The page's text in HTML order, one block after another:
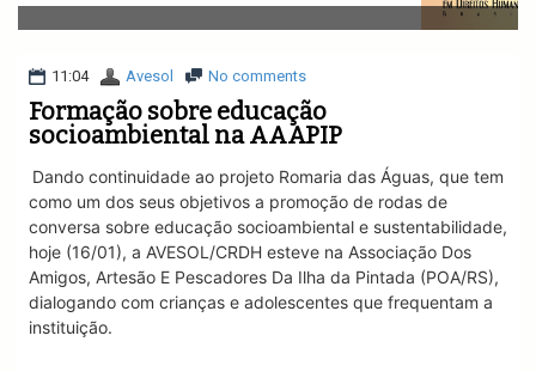
v
i
a
i
o
11:04 Avesol No comments
Formação sobre educação
socioambiental na AAAPIP
Dando continuidade ao projeto Romaria das Águas, que tem
como um dos seus objetivos a promoção de rodas de
conversa sobre educação socioambiental e sustentabilidade,
hoje (16/01), a AVESOL/CRDH esteve na Associação Dos
Amigos, Artesão E Pescadores Da Ilha da Pintada (POA/RS),
dialogando com crianças e adolescentes que frequentam a
instituição.